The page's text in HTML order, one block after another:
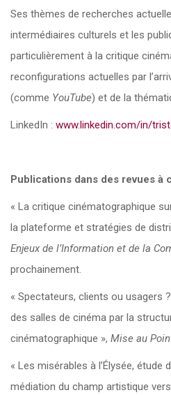
Ses thèmes de recherches
intermédiaires culturels et les
particulièrement à la critique
reconfigurations actuelles par
(comme YouTube) et de la
LinkedIn : www.linkedin.com/in/
Publications dans des revues à
« La critique cinématographique
la plateforme et stratégies de
Enjeux de l’Information et de la
prochainement.
« Spectateurs, clients ou usagers
des salles de cinéma par la
cinématographique », Mise au
« Les misérables à l’Élysée, étude
médiation du champ artistique